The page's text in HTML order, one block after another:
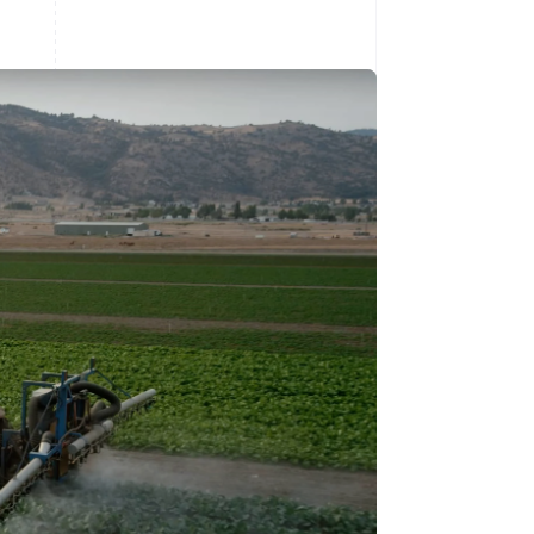
Stripe Sessions 2026
Descubre cómo Stripe
está construyendo la
infraestructura
económica para la IA.
Ver ahora